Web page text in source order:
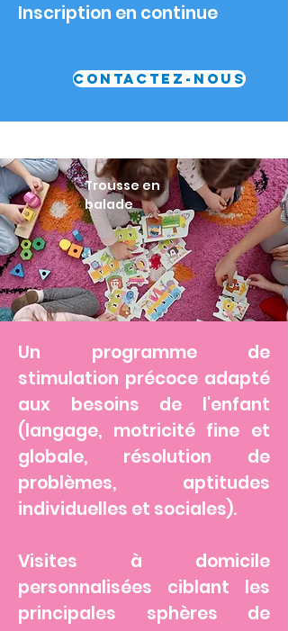
Inscription en continue
CONTACTEZ-NOUS
Trousse en
balade
Un programme de
stimulation précoce adapté
aux besoins de l'enfant
(langage, motricité fine et
globale, résolution de
problèmes, aptitudes
individuelles et sociales).
Visites à domicile
personnalisées ciblant les
principales sphères de